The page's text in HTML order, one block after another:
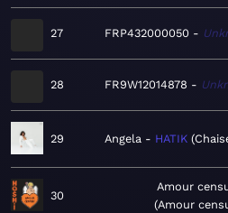
27 FRP432000050
28 FR9W12014878
29 Angela HATIK
30
Amour
Amour